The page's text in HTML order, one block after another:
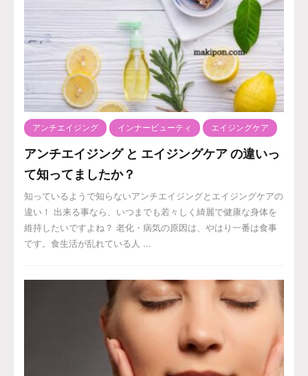
アンチエイジング インナービューティ エイジングケア
アンチエイジング と エイジングケア の違いっ
て知ってましたか？
知っているようで知らないアンチエイジングとエイジングケアの
違い！ 出来る事なら、いつまでも若々しく綺麗で健康な身体を
維持したいですよね？ 老化・病気の原因は、やはり一番は食事
です。食生活が乱れている人 ...